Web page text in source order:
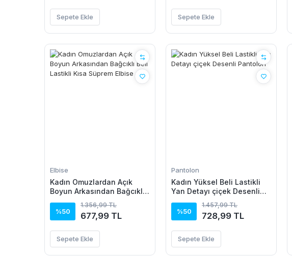
Sepete Ekle Sepete Ekle
Elbise
Kadın Omuzlardan Açık
Boyun Arkasından Bağcıklı
Elbise
%50
1.356,99 TL
677,99 TL
Sepete Ekle
Pantolon
Kadın Yüksel Beli Lastikli
Yan Detayı çiçek Desenli
%50
1.457,99 TL
728,99 TL
Sepete Ekle